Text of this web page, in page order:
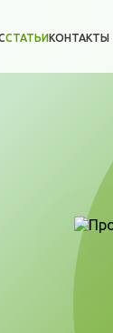
СТАТЬИКОНТАКТЫ